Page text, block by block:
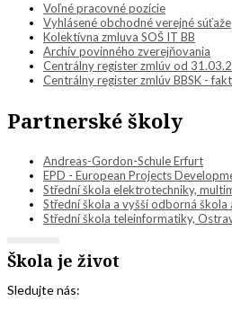
Voľné pracovné pozície
Vyhlásené obchodné verejné súťaže
Kolektívna zmluva SOŠ IT BB
Archív povinného zverejňovania
Centrálny register zmlúv od
Centrálny register zmlúv BBSK -
Partnerské školy
Andreas-Gordon-Schule Erfurt
EPD - European Projects
Střední škola elektrotechniky,
Střední škola a vyšší odborná
Střední škola teleinformatiky,
Škola je život
Sledujte nás: